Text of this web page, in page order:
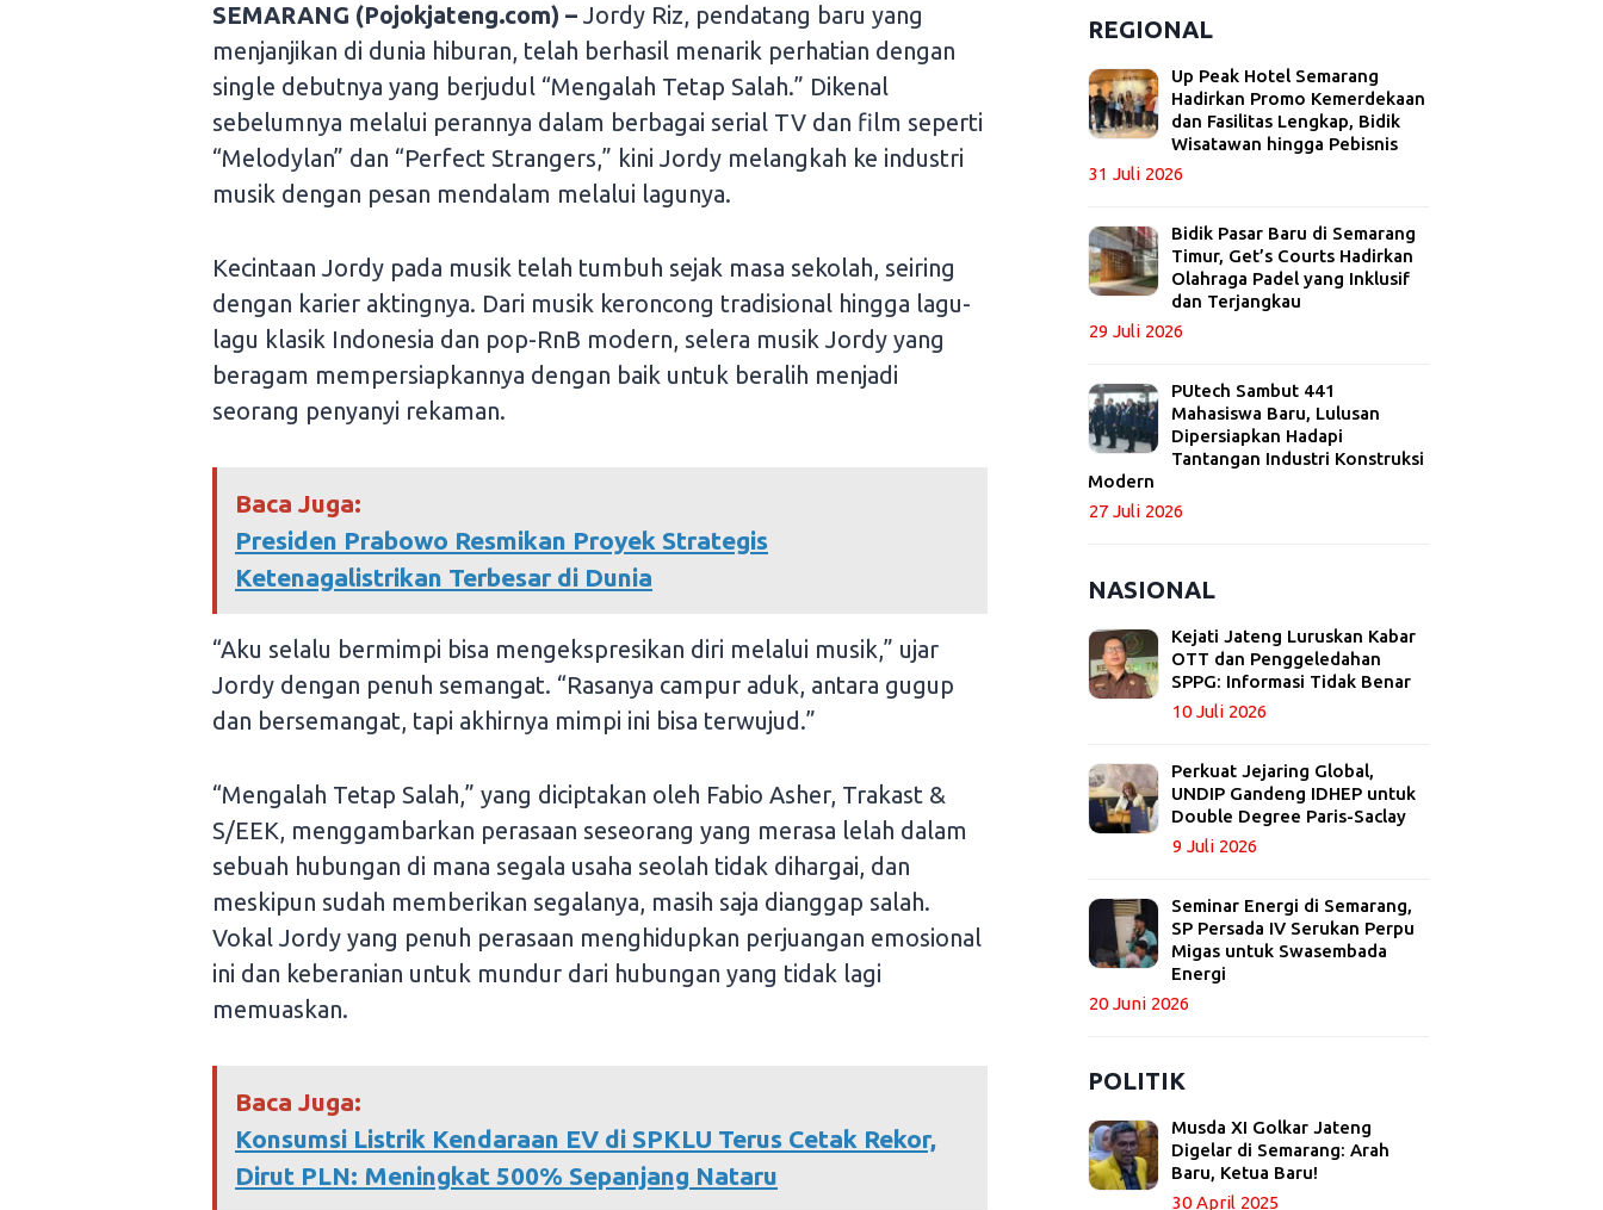
SEMARANG (Pojokjateng.com) – Jordy Riz, pendatang baru yang
menjanjikan di dunia hiburan, telah berhasil menarik perhatian dengan
single debutnya yang berjudul “Mengalah Tetap Salah.” Dikenal
sebelumnya melalui perannya dalam berbagai serial TV dan film seperti
“Melodylan” dan “Perfect Strangers,” kini Jordy melangkah ke industri
musik dengan pesan mendalam melalui lagunya.
Kecintaan Jordy pada musik telah tumbuh sejak masa sekolah, seiring
dengan karier aktingnya. Dari musik keroncong tradisional hingga lagu-
lagu klasik Indonesia dan pop-RnB modern, selera musik Jordy yang
beragam mempersiapkannya dengan baik untuk beralih menjadi
seorang penyanyi rekaman.
Baca Juga:
Presiden Prabowo Resmikan Proyek Strategis
Ketenagalistrikan Terbesar di Dunia
“Aku selalu bermimpi bisa mengekspresikan diri melalui musik,” ujar
Jordy dengan penuh semangat. “Rasanya campur aduk, antara gugup
dan bersemangat, tapi akhirnya mimpi ini bisa terwujud.”
“Mengalah Tetap Salah,” yang diciptakan oleh Fabio Asher, Trakast &
S/EEK, menggambarkan perasaan seseorang yang merasa lelah dalam
sebuah hubungan di mana segala usaha seolah tidak dihargai, dan
meskipun sudah memberikan segalanya, masih saja dianggap salah.
Vokal Jordy yang penuh perasaan menghidupkan perjuangan emosional
ini dan keberanian untuk mundur dari hubungan yang tidak lagi
memuaskan.
Baca Juga:
Konsumsi Listrik Kendaraan EV di SPKLU Terus Cetak Rekor,
Dirut PLN: Meningkat 500% Sepanjang Nataru
REGIONAL
Up Peak Hotel Semarang
Hadirkan Promo Kemerdekaan
dan Fasilitas Lengkap, Bidik
Wisatawan hingga Pebisnis
31 Juli 2026
Bidik Pasar Baru di Semarang
Timur, Get’s Courts Hadirkan
Olahraga Padel yang Inklusif
dan Terjangkau
29 Juli 2026
PUtech Sambut 441
Mahasiswa Baru, Lulusan
Dipersiapkan Hadapi
Tantangan Industri Konstruksi
Modern
27 Juli 2026
NASIONAL
Kejati Jateng Luruskan Kabar
OTT dan Penggeledahan
SPPG: Informasi Tidak Benar
10 Juli 2026
Perkuat Jejaring Global,
UNDIP Gandeng IDHEP untuk
Double Degree Paris-Saclay
9 Juli 2026
Seminar Energi di Semarang,
SP Persada IV Serukan Perpu
Migas untuk Swasembada
Energi
20 Juni 2026
POLITIK
Musda XI Golkar Jateng
Digelar di Semarang: Arah
Baru, Ketua Baru!
30 April 2025